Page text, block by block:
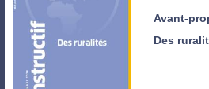
Avant-
Des